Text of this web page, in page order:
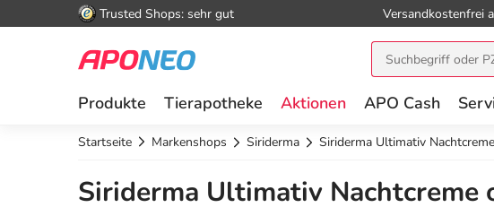
Trusted Shops: sehr gut Versandkostenfrei
Produkte Tierapotheke Aktionen APO Cash
Startseite Markenshops Siriderma Siriderma Ultimativ
Siriderma Ultimativ